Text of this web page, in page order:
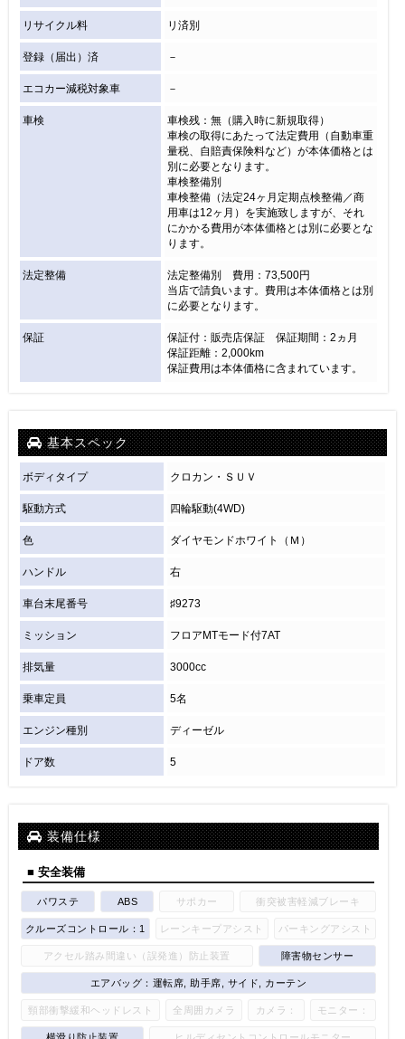
リサイクル料 リ済別
登録（届出）済 －
エコカー減税対象車 －
車検
車検残：無（購入時に新規取得）
車検の取得にあたって法定費用（自動車重
量税、自賠責保険料など）が本体価格とは
別に必要となります。
車検整備別
車検整備（法定24ヶ月定期点検整備／商
用車は12ヶ月）を実施致しますが、それ
にかかる費用が本体価格とは別に必要とな
ります。
法定整備
法定整備別 費用：73,500円
当店で請負います。費用は本体価格とは別
に必要となります。
保証
保証付：販売店保証 保証期間：2ヵ月
保証距離：2,000km
保証費用は本体価格に含まれています。
基本スペック
ボディタイプ クロカン・ＳＵＶ
駆動方式 四輪駆動(4WD)
色 ダイヤモンドホワイト（Ｍ）
ハンドル 右
車台末尾番号 ♯9273
ミッション フロアMTモード付7AT
排気量 3000cc
乗車定員 5名
エンジン種別 ディーゼル
ドア数 5
装備仕様
■ 安全装備
パワステ ABS サポカー 衝突被害軽減ブレーキ
クルーズコントロール：1 レーンキープアシスト パーキングアシスト
アクセル踏み間違い（誤発進）防止装置 障害物センサー
エアバッグ：運転席, 助手席, サイド, カーテン
頸部衝撃緩和ヘッドレスト 全周囲カメラ カメラ： モニター：